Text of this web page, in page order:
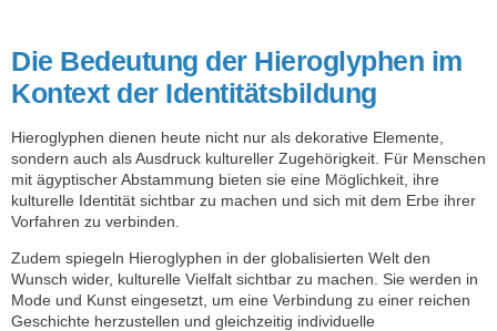
Die Bedeutung der Hieroglyphen im
Kontext der Identitätsbildung
Hieroglyphen dienen heute nicht nur als dekorative Elemente,
sondern auch als Ausdruck kultureller Zugehörigkeit. Für Menschen
mit ägyptischer Abstammung bieten sie eine Möglichkeit, ihre
kulturelle Identität sichtbar zu machen und sich mit dem Erbe ihrer
Vorfahren zu verbinden.
Zudem spiegeln Hieroglyphen in der globalisierten Welt den
Wunsch wider, kulturelle Vielfalt sichtbar zu machen. Sie werden in
Mode und Kunst eingesetzt, um eine Verbindung zu einer reichen
Geschichte herzustellen und gleichzeitig individuelle